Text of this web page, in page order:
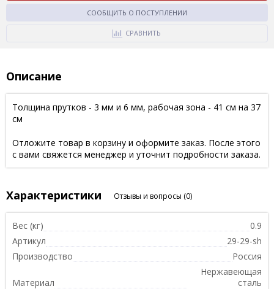
СООБЩИТЬ О ПОСТУПЛЕНИИ
СРАВНИТЬ
Описание
Толщина прутков - 3 мм и 6 мм, рабочая зона - 41 см на 37
см
Отложите товар в корзину и оформите заказ. После этого
с вами свяжется менеджер и уточнит подробности заказа.
Характеристики Отзывы и вопросы (0)
Вес (кг)
0.9
Артикул
29-29-sh
Производство
Россия
Материал
Нержавеющая
сталь